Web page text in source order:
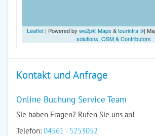
Leaflet| Powered by we2p® Maps &tourinfra ®|
solutions, OSM & Contributors
Kontakt und Anfrage
Online Buchung Service Team
Sie haben Fragen? Rufen Sie uns an!
Telefon: 04561 - 5253052